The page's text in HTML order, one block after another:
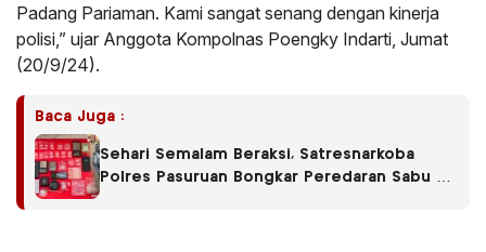
Padang Pariaman. Kami sangat senang dengan kinerja
polisi,” ujar Anggota Kompolnas Poengky Indarti, Jumat
(20/9/24).
Baca Juga :
Sehari Semalam Beraksi, Satresnarkoba
Polres Pasuruan Bongkar Peredaran Sabu di